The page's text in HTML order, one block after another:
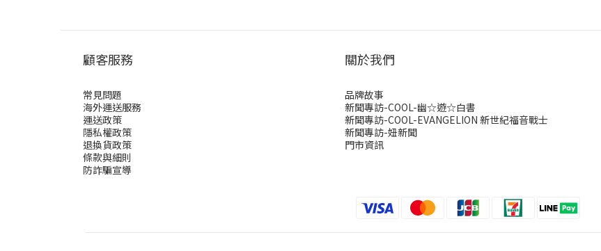
顧客服務
常見問題
海外運送服務
運送政策
隱私權政策
退換貨政策
條款與細則
防詐騙宣導
關於我們
品牌故事
新聞專訪-COOL-幽☆遊☆白書
新聞專訪-COOL-EVANGELION 新世紀福音戰士
新聞專訪-妞新聞
門市資訊